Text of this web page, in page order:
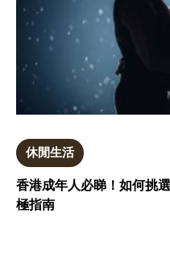
休閒生活
香港成年人必睇！如何挑
極指南